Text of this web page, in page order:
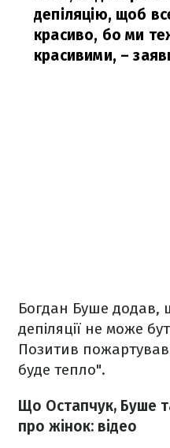
депіляцію, щоб
красиво, бо ми
красивими, –
Богдан Буше додав,
депіляції не може
Позитив
буде тепло".
Що Остапчук, Буше
про жінок: відео